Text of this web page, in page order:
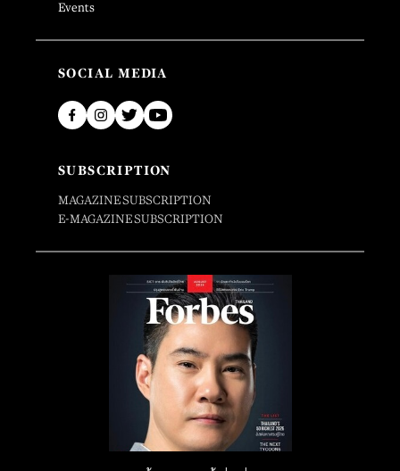
Events
SOCIAL MEDIA
SUBSCRIPTION
MAGAZINE SUBSCRIPTION
E-MAGAZINE SUBSCRIPTION